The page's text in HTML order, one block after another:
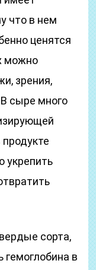
что в нем
ценятся
можно
зрения,
сыре много
укрепить
сорта,
в